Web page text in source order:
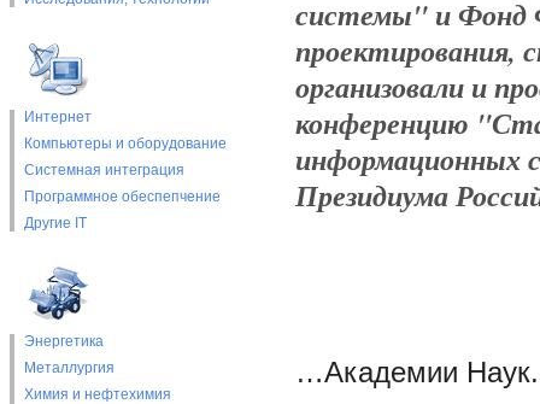
Интернет
Компьютеры и оборудование
Системная интеграция
Программное обеспепчение
Другие IT
Энергетика
Металлургия
Химия и нефтехимия
системы" и Фонд
проектирования,
организовали и
конференцию
информационных
Президиума
…Академии Наук.